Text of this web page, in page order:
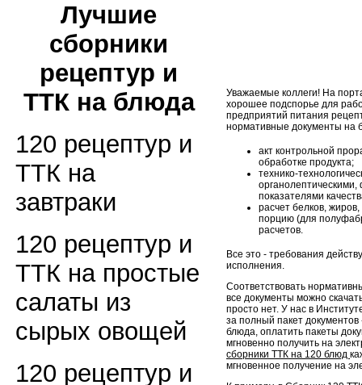
Лучшие
сборники
рецептур и
ТТК на блюда
120 рецептур и
ТТК на
завтраки
120 рецептур и
ТТК на простые
салаты из
сырых овощей
120 рецептур и
Уважаемые коллеги! На
хорошее подспорье для
предприятий питания
нормативные документы на
акт контрольной
обработке продукта;
технико-
показателями
расчет белков,
порцию (для
расчетов.
Все это - требования
исполнения.
Соответствовать
все документы можно
просто нет. У нас в
за полный пакет
блюда, оплатить пакеты
мгновенно получить на
сборники ТТК на 120 блюд
мгновенное получение на